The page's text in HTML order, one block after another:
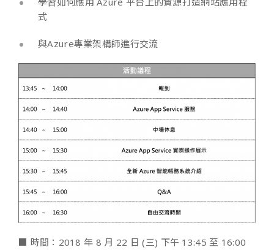
式
與Azure專業架構師進行交流
■ 時間：2018 年 8 月 22 日 (三) 下午 13:45 至 16:00